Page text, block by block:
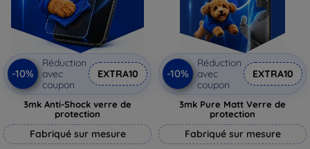
-10%
Réduction
avec
coupon
EXTRA10
3mk Anti-Shock verre de
protection
Fabriqué sur mesure
-10%
Réduction
avec
coupon
EXTRA10
3mk Pure Matt Verre de
protection
Fabriqué sur mesure